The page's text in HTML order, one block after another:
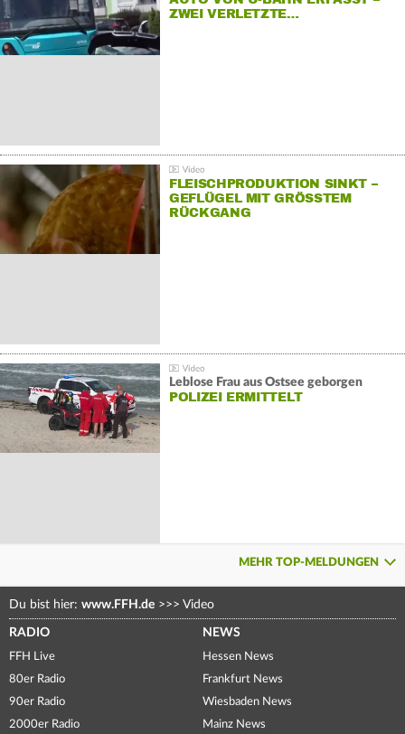
ZWEI VERLETZTE…
FLEISCHPRODUKTION SINKT –
GEFLÜGEL MIT GRÖSSTEM R
ÜCKGANG
Leblose Frau aus Ostsee geborgen
POLIZEI ERMITTELT
MEHR TOP-MELDUNGEN
Du bist hier: www.FFH.de >>> Video
RADIO
FFH Live
80er Radio
90er Radio
2000er Radio
NEWS
Hessen News
Frankfurt News
Wiesbaden News
Mainz News